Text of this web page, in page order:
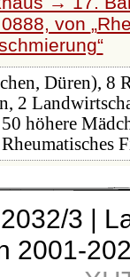
von
Düren), 8
2
höhere
3 |
2001-